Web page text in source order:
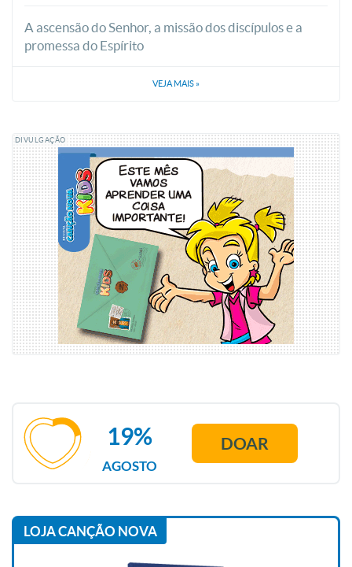
A ascensão do Senhor, a missão dos discípulos e a
promessa do Espírito
VEJA MAIS »
DIVULGAÇÃO
AGOSTO
19% DOAR
LOJA CANÇÃO NOVA